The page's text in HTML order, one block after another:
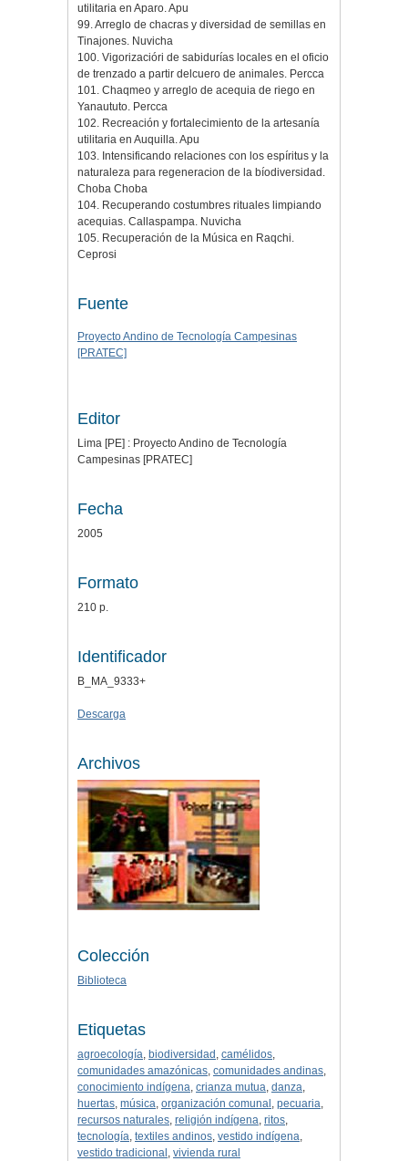
utilitaria en Aparo. Apu
99. Arreglo de chacras y diversidad de semillas en
Tinajones. Nuvicha
100. Vigorizacióri de sabidurías locales en el oficio
de trenzado a partir delcuero de animales. Percca
101. Chaqmeo y arreglo de acequia de riego en
Yanaututo. Percca
102. Recreación y fortalecimiento de la artesanía
utilitaria en Auquilla. Apu
103. Intensificando relaciones con los espíritus y la
naturaleza para regeneracion de la bíodiversidad.
Choba Choba
104. Recuperando costumbres rituales limpiando
acequias. Callaspampa. Nuvicha
105. Recuperación de la Música en Raqchi.
Ceprosi
Fuente
Proyecto Andino de Tecnología Campesinas
[PRATEC]
Editor
Lima [PE] : Proyecto Andino de Tecnología
Campesinas [PRATEC]
Fecha
2005
Formato
210 p.
Identificador
B_MA_9333+
Descarga
Archivos
Colección
Biblioteca
Etiquetas
agroecología, biodiversidad , camélidos,
comunidades amazónicas, comunidades andinas,
conocimiento indígena, crianza mutua, danza,
huertas, música, organización comunal , pecuaria,
recursos naturales, religión indígena, ritos,
tecnología, textiles andinos, vestido indígena,
vestido tradicional , vivienda rural